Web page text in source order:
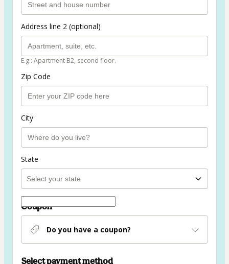
Address line 2 (optional)
E.g.: Apartment B2, second floor.
Zip Code
City
State
Coupon
Do you have a coupon?
Select payment method